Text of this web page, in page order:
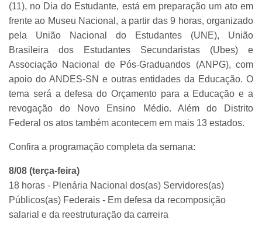
(11), no Dia do Estudante, está em preparação um ato em
frente ao Museu Nacional, a partir das 9 horas, organizado
pela União Nacional do Estudantes (UNE), União
Brasileira dos Estudantes Secundaristas (Ubes) e
Associação Nacional de Pós-Graduandos (ANPG), com
apoio do ANDES-SN e outras entidades da Educação. O
tema será a defesa do Orçamento para a Educação e a
revogação do Novo Ensino Médio. Além do Distrito
Federal os atos também acontecem em mais 13 estados.
Confira a programação completa da semana:
8/08 (terça-feira)
18 horas - Plenária Nacional dos(as) Servidores(as)
Públicos(as) Federais - Em defesa da recomposição
salarial e da reestruturação da carreira